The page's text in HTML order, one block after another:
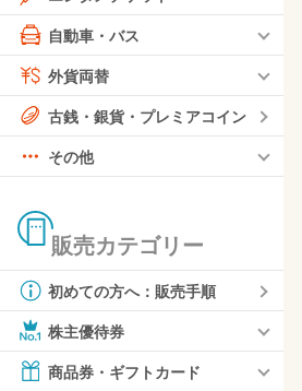
自動車・バス
外貨両替
古銭・銀貨・プレミアコイン
その他
販売カテゴリー
初めての方へ：販売手順
株主優待券
商品券・ギフトカード